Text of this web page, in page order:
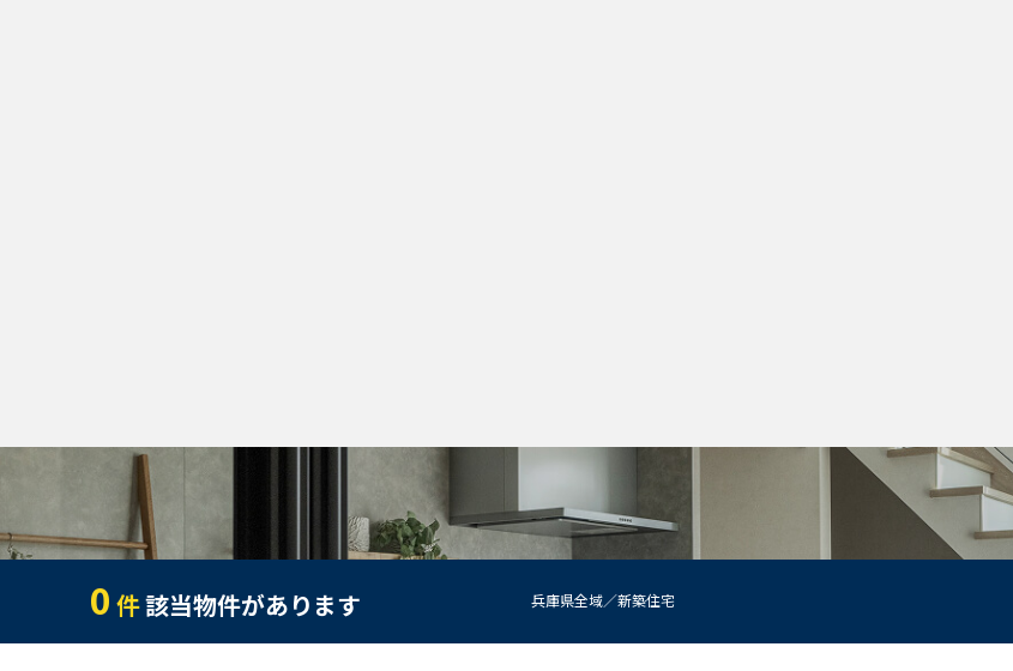
0 件該当物件があります 兵庫県全域／新築住宅